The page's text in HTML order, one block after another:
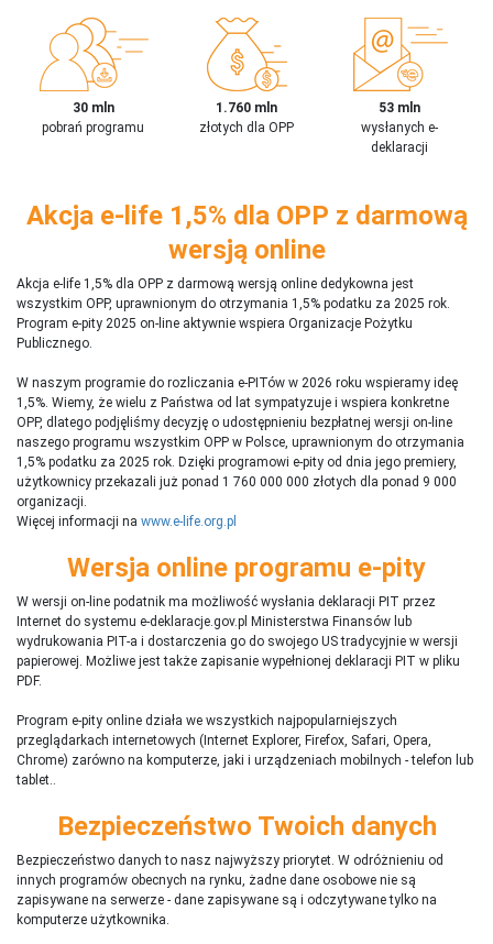
30 mln
pobrań programu
1.760 mln
złotych dla OPP
53 mln
wysłanych e-
deklaracji
Akcja e-life 1,5% dla OPP z darmową
wersją online
Akcja e-life 1,5% dla OPP z darmową wersją online dedykowna jest
wszystkim OPP, uprawnionym do otrzymania 1,5% podatku za 2025 rok.
Program e-pity 2025 on-line aktywnie wspiera Organizacje Pożytku
Publicznego.
W naszym programie do rozliczania e-PITów w 2026 roku wspieramy ideę
1,5%. Wiemy, że wielu z Państwa od lat sympatyzuje i wspiera konkretne
OPP, dlatego podjęliśmy decyzję o udostępnieniu bezpłatnej wersji on-line
naszego programu wszystkim OPP w Polsce, uprawnionym do otrzymania
1,5% podatku za 2025 rok. Dzięki programowi e-pity od dnia jego premiery,
użytkownicy przekazali już ponad 1 760 000 000 złotych dla ponad 9 000
organizacji.
Więcej informacji na www.e-life.org.pl
Wersja online programu e-pity
W wersji on-line podatnik ma możliwość wysłania deklaracji PIT przez
Internet do systemu e-deklaracje.gov.pl Ministerstwa Finansów lub
wydrukowania PIT-a i dostarczenia go do swojego US tradycyjnie w wersji
papierowej. Możliwe jest także zapisanie wypełnionej deklaracji PIT w pliku
PDF.
Program e-pity online działa we wszystkich najpopularniejszych
przeglądarkach internetowych (Internet Explorer, Firefox, Safari, Opera,
Chrome) zarówno na komputerze, jaki i urządzeniach mobilnych - telefon lub
tablet..
Bezpieczeństwo Twoich danych
Bezpieczeństwo danych to nasz najwyższy priorytet. W odróżnieniu od
innych programów obecnych na rynku, żadne dane osobowe nie są
zapisywane na serwerze - dane zapisywane są i odczytywane tylko na
komputerze użytkownika.